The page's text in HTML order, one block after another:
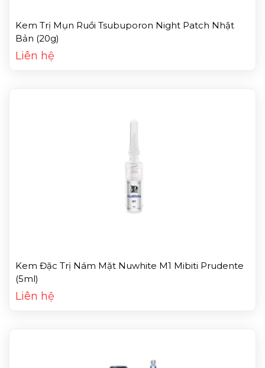
Kem Trị Mụn Ruồi Tsubuporon Night Patch Nhật
Bản (20g)
Liên hệ
Kem Đặc Trị Nám Mặt Nuwhite M1 Mibiti Prudente
(5ml)
Liên hệ